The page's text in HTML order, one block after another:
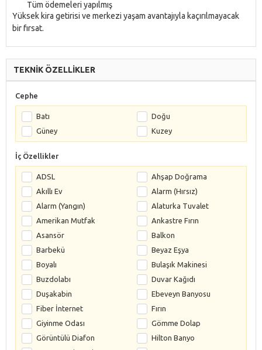
Tüm ödemeleri yapılmış
Yüksek kira getirisi ve merkezi yaşam avantajıyla kaçırılmayacak
bir fırsat.
TEKNİK ÖZELLİKLER
Cephe
Batı
Doğu
Güney
Kuzey
İç Özellikler
ADSL
Ahşap Doğrama
Akıllı Ev
Alarm (Hırsız)
Alarm (Yangın)
Alaturka Tuvalet
Amerikan Mutfak
Ankastre Fırın
Asansör
Balkon
Barbekü
Beyaz Eşya
Boyalı
Bulaşık Makinesi
Buzdolabı
Duvar Kağıdı
Duşakabin
Ebeveyn Banyosu
Fiber İnternet
Fırın
Giyinme Odası
Gömme Dolap
Görüntülü Diafon
Hilton Banyo